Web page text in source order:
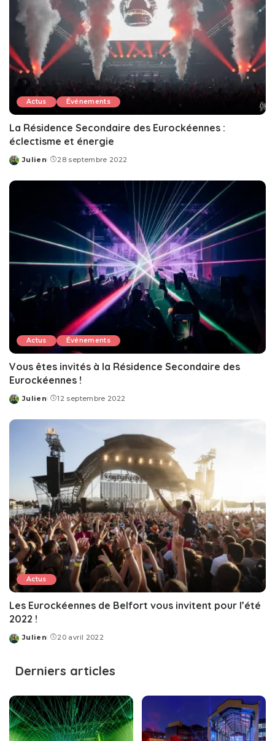
Actus Événements
La Résidence Secondaire des Eurockéennes :
éclectisme et énergie
Posted
Julien 28 septembre 2022
Actus Événements
Vous êtes invités à la Résidence Secondaire des
Eurockéennes !
Posted
Julien 12 septembre 2022
Actus
Les Eurockéennes de Belfort vous invitent pour l’été
2022 !
Posted
Julien 20 avril 2022
Derniers articles